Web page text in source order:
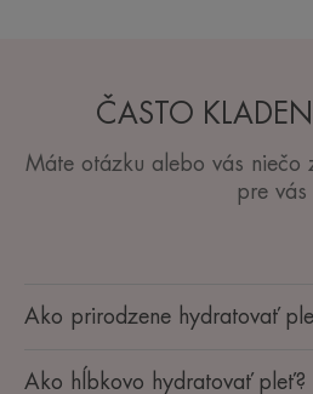
ČASTO
Máte otázku alebo vás niečo
pre vás
Ako prirodzene hydratovať
Ako hĺbkovo hydratovať pleť?